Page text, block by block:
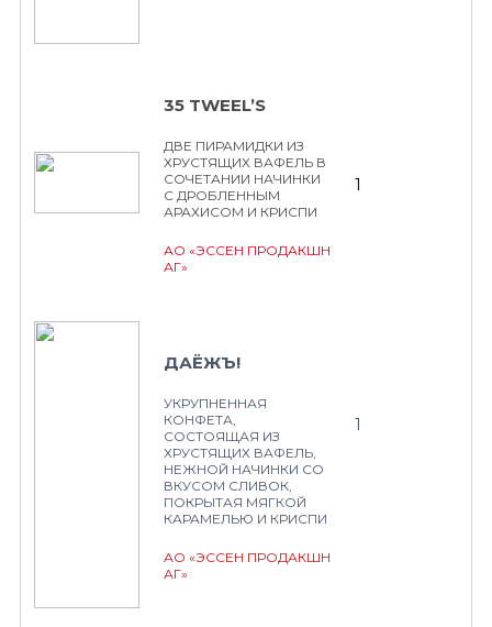
35 TWEEL’S
ДВЕ ПИРАМИДКИ ИЗ
ХРУСТЯЩИХ ВАФЕЛЬ В
СОЧЕТАНИИ НАЧИНКИ
С ДРОБЛЕННЫМ
АРАХИСОМ И КРИСПИ
АО «ЭССЕН ПРОДАКШН
АГ»
1
ДАЁЖЪ!
УКРУПНЕННАЯ
КОНФЕТА,
СОСТОЯЩАЯ ИЗ
ХРУСТЯЩИХ ВАФЕЛЬ,
НЕЖНОЙ НАЧИНКИ СО
ВКУСОМ СЛИВОК,
ПОКРЫТАЯ МЯГКОЙ
КАРАМЕЛЬЮ И КРИСПИ
АО «ЭССЕН ПРОДАКШН
АГ»
1